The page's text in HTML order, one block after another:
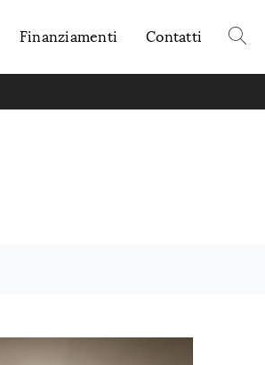
Finanziamenti Contatti